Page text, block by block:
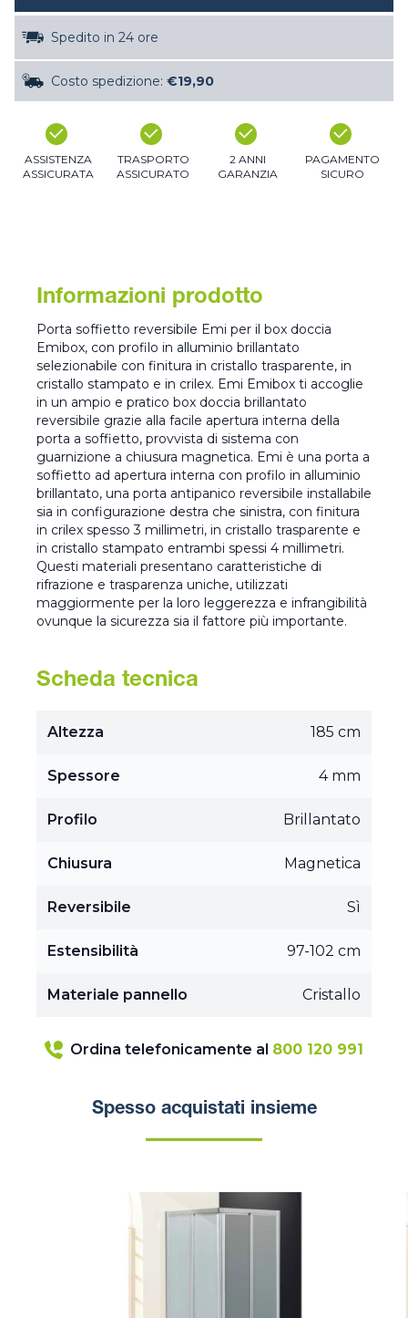
Spedito in 24 ore
Costo spedizione: €19,90
ASSISTENZA
ASSICURATA
TRASPORTO
ASSICURATO
2 ANNI
GARANZIA
PAGAMENTO
SICURO
Informazioni prodotto
Porta soffietto reversibile Emi per il box doccia
Emibox, con profilo in alluminio brillantato
selezionabile con finitura in cristallo trasparente, in
cristallo stampato e in crilex. Emi Emibox ti accoglie
in un ampio e pratico box doccia brillantato
reversibile grazie alla facile apertura interna della
porta a soffietto, provvista di sistema con
guarnizione a chiusura magnetica. Emi è una porta a
soffietto ad apertura interna con profilo in alluminio
brillantato, una porta antipanico reversibile installabile
sia in configurazione destra che sinistra, con finitura
in crilex spesso 3 millimetri, in cristallo trasparente e
in cristallo stampato entrambi spessi 4 millimetri.
Questi materiali presentano caratteristiche di
rifrazione e trasparenza uniche, utilizzati
maggiormente per la loro leggerezza e infrangibilità
ovunque la sicurezza sia il fattore più importante.
Scheda tecnica
Altezza 185 cm
Spessore 4 mm
Profilo Brillantato
Chiusura Magnetica
Reversibile Sì
Estensibilità 97-102 cm
Materiale pannello Cristallo
Ordina telefonicamente al 800 120 991
Spesso acquistati insieme